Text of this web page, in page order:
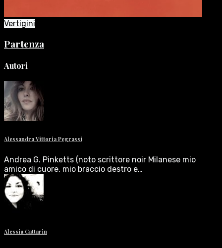
Vertigini
Partenza
Autori
Alessandra Vittoria Pegrassi
Andrea G. Pinketts (noto scrittore noir Milanese mio
amico di cuore, mio braccio destro e…
Alessia Cattarin